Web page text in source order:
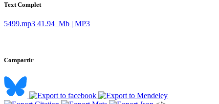
Text Complet
5499.mp3 41.94 Mb | MP3
Compartir